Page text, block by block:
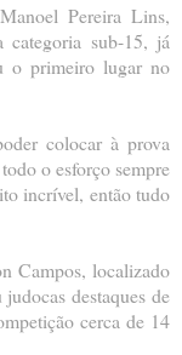
Pereira Lins,
sub-15, já
o primeiro lugar no
colocar à prova
o esforço sempre
incrível, então tudo
Campos, localizado
destaques de
cerca de 14